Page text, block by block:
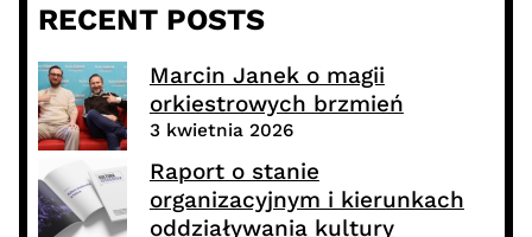
RECENT POSTS
Marcin Janek o magii
orkiestrowych brzmień
3 kwietnia 2026
Raport o stanie
organizacyjnym i kierunkach
oddziaływania kultury